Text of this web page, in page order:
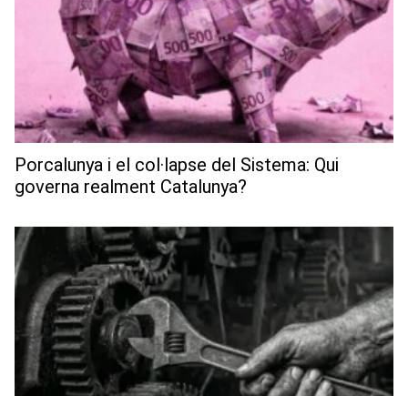
Porcalunya i el col·lapse del Sistema: Qui
governa realment Catalunya?